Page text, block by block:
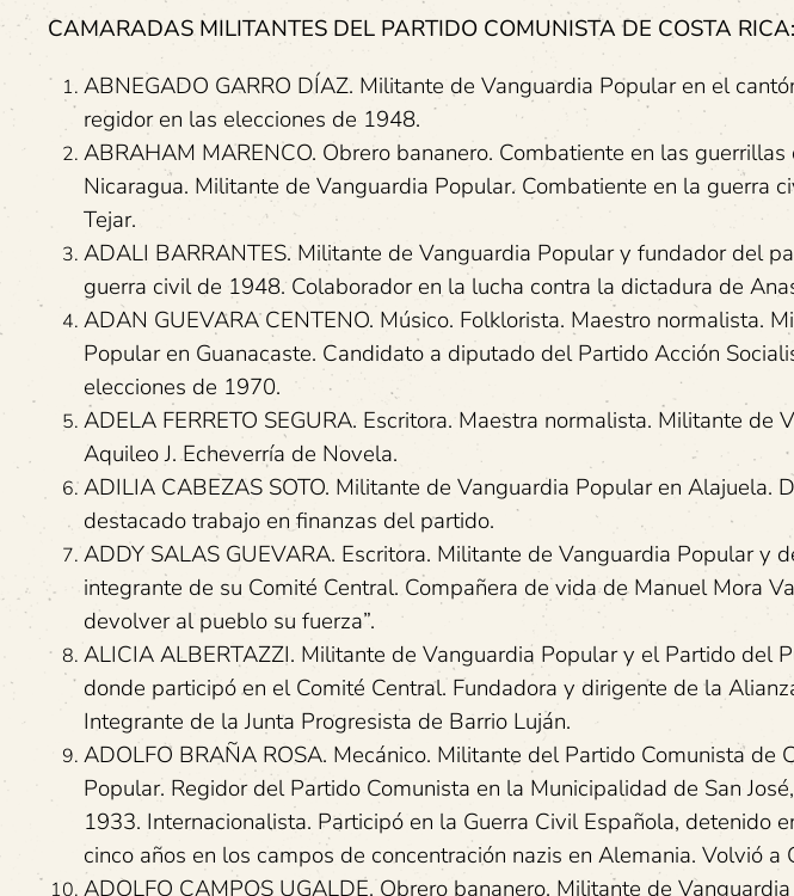
CAMARADAS MILITANTES DEL PARTIDO COMUNISTA DE COSTA RICA:
ABNEGADO GARRO DÍAZ. Militante de Vanguardia Popular en el
regidor en las elecciones de 1948.
ABRAHAM MARENCO. Obrero bananero. Combatiente en las
Nicaragua. Militante de Vanguardia Popular. Combatiente en la guerra
Tejar.
ADALI BARRANTES. Militante de Vanguardia Popular y fundador del
guerra civil de 1948. Colaborador en la lucha contra la dictadura de
ADAN GUEVARA CENTENO. Músico. Folklorista. Maestro normalista.
Popular en Guanacaste. Candidato a diputado del Partido Acción
elecciones de 1970.
ADELA FERRETO SEGURA. Escritora. Maestra normalista. Militante de
Aquileo J. Echeverría de Novela.
ADILIA CABEZAS SOTO. Militante de Vanguardia Popular en Alajuela.
destacado trabajo en finanzas del partido.
ADDY SALAS GUEVARA. Escritora. Militante de Vanguardia Popular y
integrante de su Comité Central. Compañera de vida de Manuel Mora
devolver al pueblo su fuerza”.
ALICIA ALBERTAZZI. Militante de Vanguardia Popular y el Partido del
donde participó en el Comité Central. Fundadora y dirigente de la
Integrante de la Junta Progresista de Barrio Luján.
ADOLFO BRAÑA ROSA. Mecánico. Militante del Partido Comunista de
Popular. Regidor del Partido Comunista en la Municipalidad de San
1933. Internacionalista. Participó en la Guerra Civil Española, detenido
cinco años en los campos de concentración nazis en Alemania. Volvió a
ADOLFO CAMPOS UGALDE. Obrero bananero. Militante de